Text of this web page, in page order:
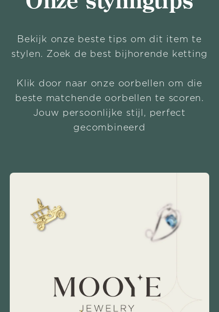
Bekijk onze beste tips om dit item te
stylen. Zoek de best bijhorende ketting
Klik door naar onze oorbellen om die
beste matchende oorbellen te scoren.
Jouw persoonlijke stijl, perfect
gecombineerd